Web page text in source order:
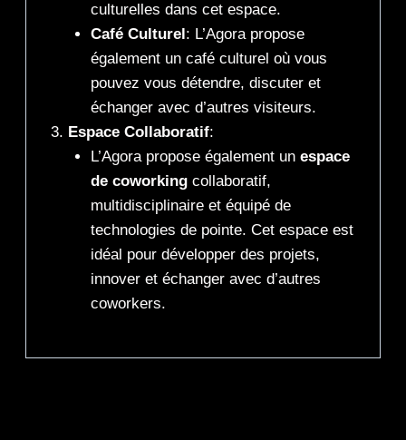
culturelles dans cet espace.
Café Culturel : L’Agora propose
également un café culturel où vous
pouvez vous détendre, discuter et
échanger avec d’autres visiteurs.
Espace Collaboratif:
L’Agora propose également un espace
de coworking collaboratif,
multidisciplinaire et équipé de
technologies de pointe. Cet espace est
idéal pour développer des projets,
innover et échanger avec d’autres
coworkers.